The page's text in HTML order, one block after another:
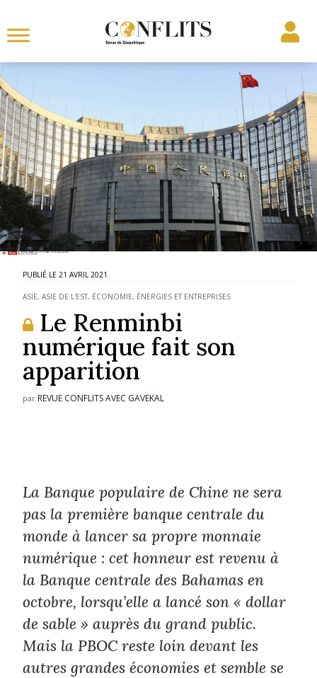
21 AVRIL 2021
ASIE,ASIE DE L'EST, ÉCONOMIE, ÉNERGIES ET ENTREPRISES
Le Renminbi
numérique fait son
apparition
par REVUE CONFLITS AVEC GAVEKAL
La Banque populaire de Chine ne sera
pas la première banque centrale du
monde à lancer sa propre monnaie
numérique : cet honneur est revenu à
la Banque centrale des Bahamas en
octobre, lorsqu’elle a lancé son « dollar
de sable » auprès du grand public.
Mais la PBOC reste loin devant les
autres grandes économies et semble se